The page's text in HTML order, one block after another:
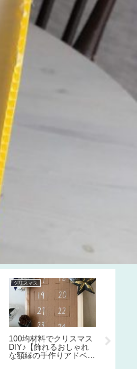
クリスマス
100均材料でクリスマス
DIY♪【飾れるおしゃれ
な額縁の手作りアドベン
多肉に